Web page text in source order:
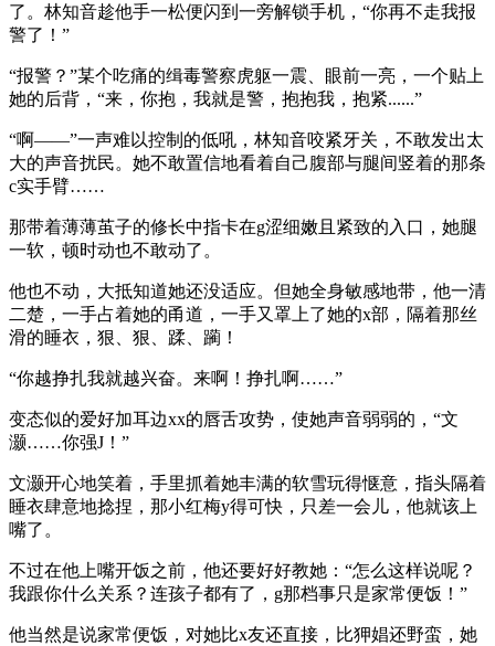
了。林知音趁他手一松便闪到一旁解锁手机，“你再不走我报
警了！”
“报警？”某个吃痛的缉毒警察虎躯一震、眼前一亮，一个贴上
她的后背，“来，你抱，我就是警，抱抱我，抱紧......”
“啊——”一声难以控制的低吼，林知音咬紧牙关，不敢发出太
大的声音扰民。她不敢置信地看着自己腹部与腿间竖着的那条
c实手臂……
那带着薄薄茧子的修长中指卡在g涩细嫩且紧致的入口，她腿
一软，顿时动也不敢动了。
他也不动，大抵知道她还没适应。但她全身敏感地带，他一清
二楚，一手占着她的甬道，一手又罩上了她的x部，隔着那丝
滑的睡衣，狠、狠、蹂、躏！
“你越挣扎我就越兴奋。来啊！挣扎啊……”
变态似的爱好加耳边xx的唇舌攻势，使她声音弱弱的，“文
灏……你强J！”
文灏开心地笑着，手里抓着她丰满的软雪玩得惬意，指头隔着
睡衣肆意地捻捏，那小红梅y得可快，只差一会儿，他就该上
嘴了。
不过在他上嘴开饭之前，他还要好好教她：“怎么这样说呢？
我跟你什么关系？连孩子都有了，g那档事只是家常便饭！”
他当然是说家常便饭，对她比x友还直接，比狎娼还野蛮，她